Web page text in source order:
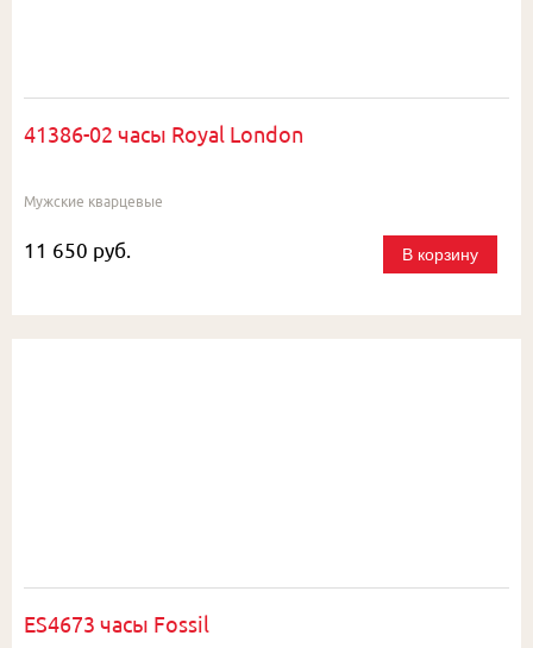
41386-02 часы Royal London
Мужские кварцевые
11 650 руб. В корзину
ES4673 часы Fossil